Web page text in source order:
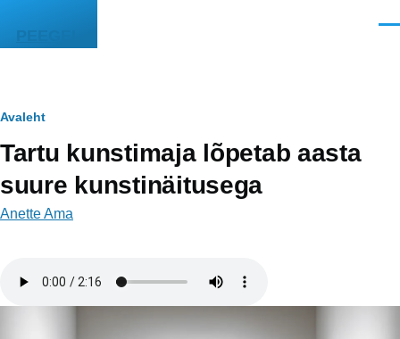
PEEGEL
Leivapuru
Avaleht
Tartu kunstimaja lõpetab aasta
suure kunstinäitusega
Anette Ama